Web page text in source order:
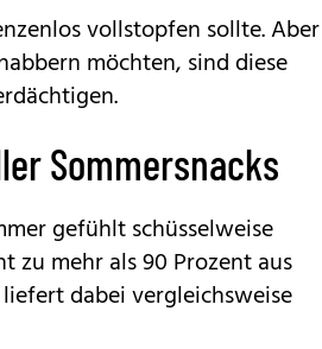
vollstopfen sollte. Aber
möchten, sind diese
Sommersnacks
gefühlt schüsselweise
zu mehr als 90 Prozent aus
dabei vergleichsweise